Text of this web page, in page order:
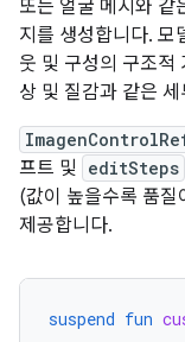
또는 얼굴 메시와 같
지를 생성합니다. 모
웃 및 구성의 구조적
상 및 질감과 같은
프트 및 editSteps
(값이 높을수록 품질
제공합니다.
suspend fun